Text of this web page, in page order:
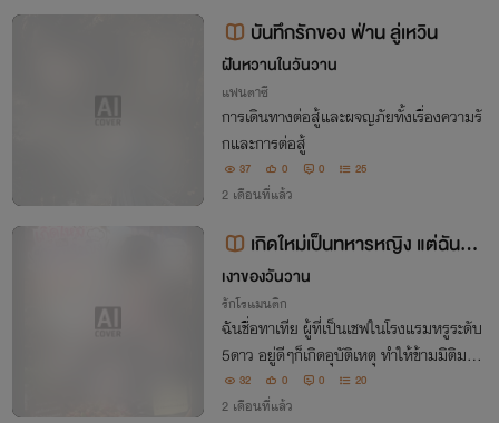
บันทึกรักของ ฟ่าน ลู่เหวิน
ฝันหวานในวันวาน
แฟนตาซี
การเดินทางต่อสู้และผจญภัยทั้งเรื่องความรั
กและการต่อสู้
37 0 0 25
2 เดือนที่แล้ว
เกิดใหม่เป็นทหารหญิง แต่ฉันอย
ากเปิดร้านอาหาร
เงาของวันวาน
รักโรแมนติก
ฉันชื่อทาเทีย ผู้ที่เป็นเชฟในโรงแรมหรูระดับ
5ดาว อยู่ดีๆก็เกิดอุบัติเหตุ ทำให้ข้ามมิติมาเนี่
ยนะ!!! การฝึกทหารอะไรกัน ชีวิตทั้งชีวิตฉันคื
อการทำอาหารเท่านั้น!!!
32 0 0 20
2 เดือนที่แล้ว